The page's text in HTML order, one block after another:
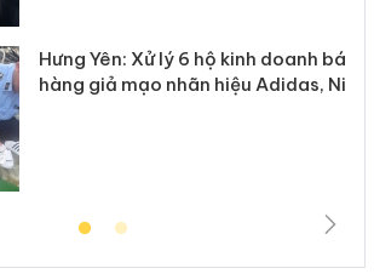
Hưng Yên: Xử lý 6 hộ kinh doanh bán
hàng giả mạo nhãn hiệu Adidas, Nike